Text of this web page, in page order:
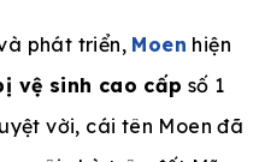
phát triển, Moen hiện
vệ sinh cao cấp số 1
vời, cái tên Moen đã